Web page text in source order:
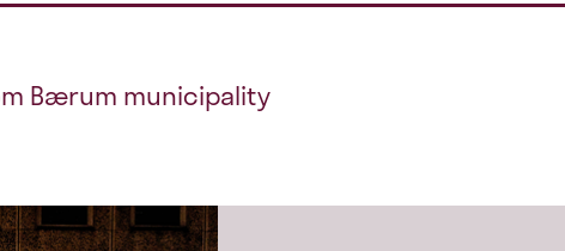
Bærum municipality